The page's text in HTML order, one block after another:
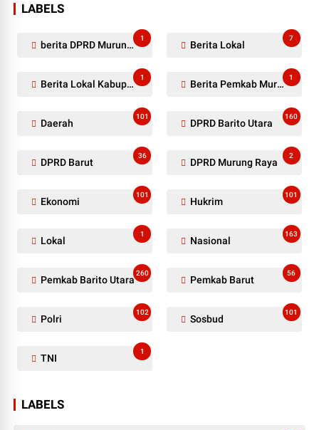
LABELS
berita DPRD Murung Raya
1
Berita Lokal
7
Berita Lokal Kabupaten Barito Utara
1
Berita Pemkab Murung Raya
1
Daerah
101
DPRD Barito Utara
160
DPRD Barut
36
DPRD Murung Raya
2
Ekonomi
101
Hukrim
101
Lokal
1
Nasional
163
Pemkab Barito Utara
260
Pemkab Barut
56
Polri
102
Sosbud
101
TNI
1
LABELS